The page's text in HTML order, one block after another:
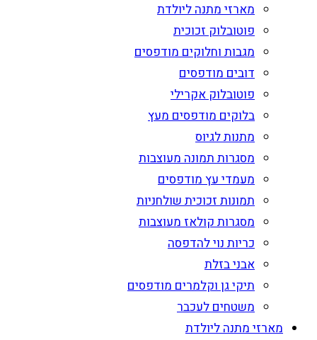
מארזי מתנה ליולדת
פוטובלוק זכוכית
מגבות וחלוקים מודפסים
דובים מודפסים
פוטובלוק אקרילי
בלוקים מודפסים מעץ
מתנות לגיוס
מסגרות תמונה מעוצבות
מעמדי עץ מודפסים
תמונות זכוכית שולחניות
מסגרות קולאז מעוצבות
כריות נוי להדפסה
אבני בזלת
תיקי גן וקלמרים מודפסים
משטחים לעכבר
מארזי מתנה ליולדת